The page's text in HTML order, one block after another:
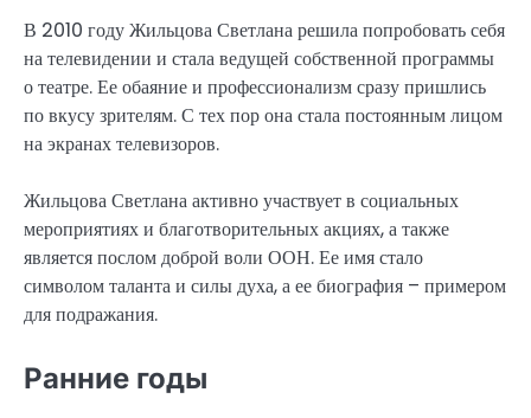
В 2010 году Жильцова Светлана решила попробовать себя
на телевидении и стала ведущей собственной программы
о театре. Ее обаяние и профессионализм сразу пришлись
по вкусу зрителям. С тех пор она стала постоянным лицом
на экранах телевизоров.
Жильцова Светлана активно участвует в социальных
мероприятиях и благотворительных акциях, а также
является послом доброй воли ООН. Ее имя стало
символом таланта и силы духа, а ее биография – примером
для подражания.
Ранние годы